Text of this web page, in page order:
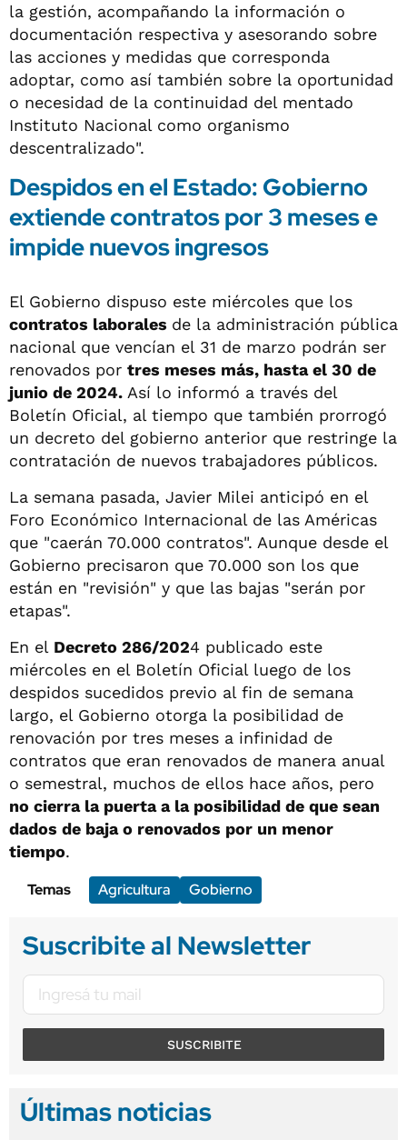
la gestión, acompañando la información o
documentación respectiva y asesorando sobre
las acciones y medidas que corresponda
adoptar, como así también sobre la oportunidad
o necesidad de la continuidad del mentado
Instituto Nacional como organismo
descentralizado".
Despidos en el Estado: Gobierno
extiende contratos por 3 meses e
impide nuevos ingresos
El Gobierno dispuso este miércoles que los
contratos laborales de la administración pública
nacional que vencían el 31 de marzo podrán ser
renovados por tres meses más, hasta el 30 de
junio de 2024. Así lo informó a través del
Boletín Oficial, al tiempo que también prorrogó
un decreto del gobierno anterior que restringe la
contratación de nuevos trabajadores públicos.
La semana pasada, Javier Milei anticipó en el
Foro Económico Internacional de las Américas
que "caerán 70.000 contratos". Aunque desde el
Gobierno precisaron que 70.000 son los que
están en "revisión" y que las bajas "serán por
etapas".
En el Decreto 286/2024 publicado este
miércoles en el Boletín Oficial luego de los
despidos sucedidos previo al fin de semana
largo, el Gobierno otorga la posibilidad de
renovación por tres meses a infinidad de
contratos que eran renovados de manera anual
o semestral, muchos de ellos hace años, pero
no cierra la puerta a la posibilidad de que sean
dados de baja o renovados por un menor
tiempo.
Temas
Agricultura Gobierno
Suscribite al Newsletter
SUSCRIBITE
Últimas noticias